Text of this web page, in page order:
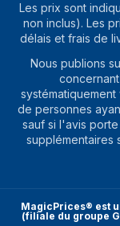
Les prix sont
non inclus). Les
délais et frais de
Nous publions
de personnes
sauf si l'avis
supplémentaires
MagicPrices® est
(filiale du groupe